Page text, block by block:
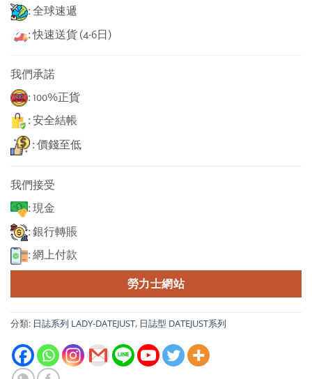
: 全球速遞
: 快速送貨 (4-6日)
我們承諾
: 100%正貨
: 安全結帳
: 價錢至低
我們接受
: 現金
: 銀行轉賬
: 網上付款
勞力士網站
分類: 日誌系列 LADY-DATEJUST, 日誌型 DATEJUST系列